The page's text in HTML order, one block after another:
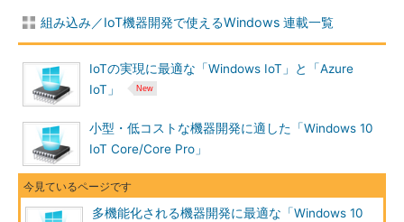
組み込み／IoT機器開発で使えるWindows 連載一覧
IoTの実現に最適な「Windows IoT」と「Azure
IoT」
小型・低コストな機器開発に適した「Windows 10
IoT Core/Core Pro」
多機能化される機器開発に最適な「Windows 10